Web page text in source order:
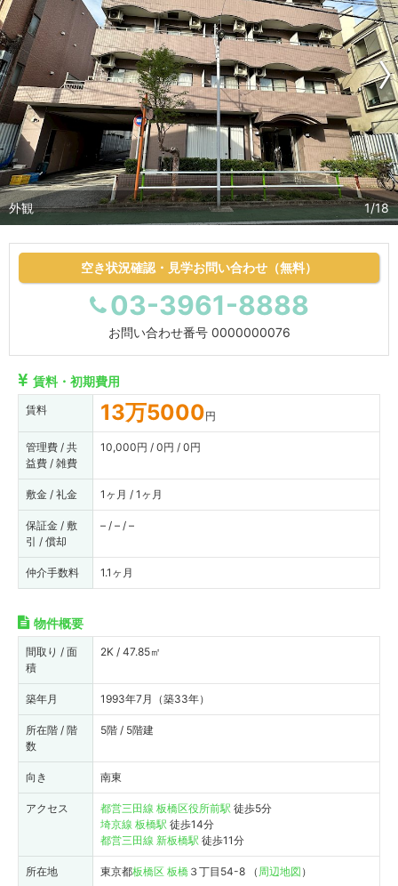
外観 1/18
空き状況確認・見学お問い合わせ（無料）
03-3961-8888
お問い合わせ番号0000000076
賃料・初期費用
賃料 13万5000円
管理費 / 共
益費 / 雑費
10,000円 / 0円 / 0円
敷金 / 礼金 1ヶ月 / 1ヶ月
保証金 / 敷
引 / 償却
– / – / –
仲介手数料 1.1ヶ月
物件概要
間取り / 面
積
2K / 47.85㎡
築年月 1993年7月（築33年）
所在階 / 階
数
5階 / 5階建
向き 南東
アクセス 都営三田線 板橋区役所前駅 徒歩5分
埼京線 板橋駅 徒歩14分
都営三田線 新板橋駅 徒歩11分
所在地 東京都板橋区 板橋 ３丁目54-8 （ 周辺地図 ）